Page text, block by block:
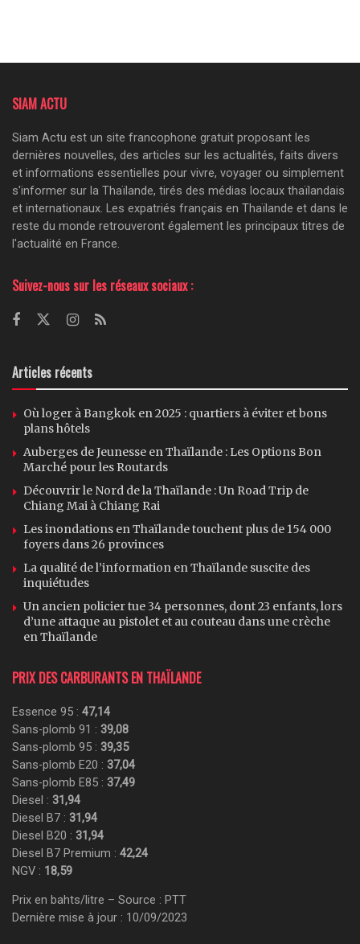
SIAM ACTU
Siam Actu est un site francophone gratuit proposant les
dernières nouvelles, des articles sur les actualités, faits divers
et informations essentielles pour vivre, voyager ou simplement
s'informer sur la Thaïlande, tirés des médias locaux thaïlandais
et internationaux. Les expatriés français en Thaïlande et dans le
reste du monde retrouveront également les principaux titres de
l'actualité en France.
Suivez-nous sur les réseaux sociaux :
Articles récents
Où loger à Bangkok en 2025 : quartiers à éviter et bons
plans hôtels
Auberges de Jeunesse en Thaïlande : Les Options Bon
Marché pour les Routards
Découvrir le Nord de la Thaïlande : Un Road Trip de
Chiang Mai à Chiang Rai
Les inondations en Thaïlande touchent plus de 154 000
foyers dans 26 provinces
La qualité de l’information en Thaïlande suscite des
inquiétudes
Un ancien policier tue 34 personnes, dont 23 enfants, lors
d’une attaque au pistolet et au couteau dans une crèche
en Thaïlande
PRIX DES CARBURANTS EN THAÏLANDE
Essence 95 : 47,14
Sans-plomb 91 : 39,08
Sans-plomb 95 : 39,35
Sans-plomb E20 : 37,04
Sans-plomb E85 : 37,49
Diesel : 31,94
Diesel B7 : 31,94
Diesel B20 : 31,94
Diesel B7 Premium : 42,24
NGV : 18,59
Prix en bahts/litre – Source : PTT
Dernière mise à jour : 10/09/2023